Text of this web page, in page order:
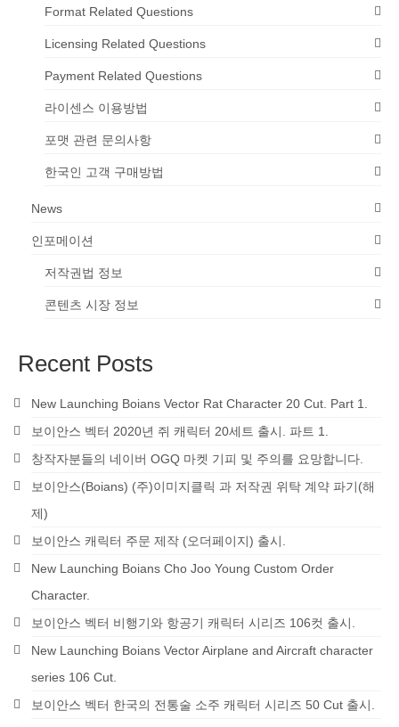
Format Related Questions
Licensing Related Questions
Payment Related Questions
라이센스 이용방법
포맷 관련 문의사항
한국인 고객 구매방법
News
인포메이션
저작권법 정보
콘텐츠 시장 정보
Recent Posts
New Launching Boians Vector Rat Character 20 Cut. Part 1.
보이안스 벡터 2020년 쥐 캐릭터 20세트 출시. 파트 1.
창작자분들의 네이버 OGQ 마켓 기피 및 주의를 요망합니다.
보이안스(Boians) (주)이미지클릭 과 저작권 위탁 계약 파기(해
제)
보이안스 캐릭터 주문 제작 (오더페이지) 출시.
New Launching Boians Cho Joo Young Custom Order
Character.
보이안스 벡터 비행기와 항공기 캐릭터 시리즈 106컷 출시.
New Launching Boians Vector Airplane and Aircraft character
series 106 Cut.
보이안스 벡터 한국의 전통술 소주 캐릭터 시리즈 50 Cut 출시.